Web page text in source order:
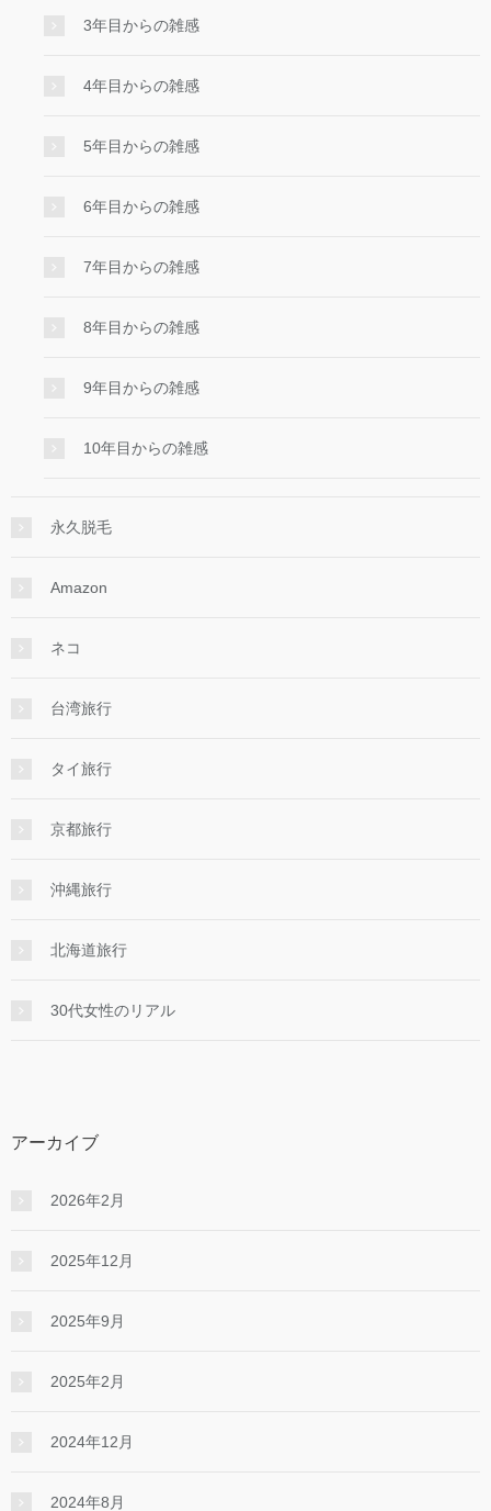
3年目からの雑感
4年目からの雑感
5年目からの雑感
6年目からの雑感
7年目からの雑感
8年目からの雑感
9年目からの雑感
10年目からの雑感
永久脱毛
Amazon
ネコ
台湾旅行
タイ旅行
京都旅行
沖縄旅行
北海道旅行
30代女性のリアル
アーカイブ
2026年2月
2025年12月
2025年9月
2025年2月
2024年12月
2024年8月